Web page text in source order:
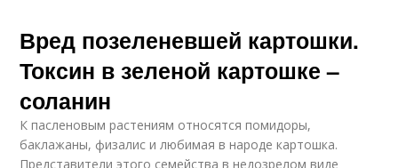
Вред позеленевшей картошки.
Токсин в зеленой картошке –
соланин
К пасленовым растениям относятся помидоры,
баклажаны, физалис и любимая в народе картошка.
Представители этого семейства в недозрелом виде